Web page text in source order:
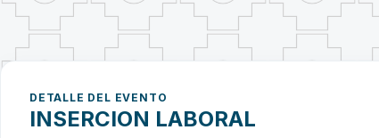
DETALLE DEL EVENTO
INSERCION LABORAL